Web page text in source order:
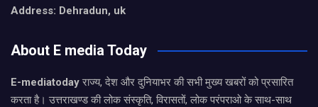
Address: Dehradun, uk
About E media Today
E-mediatodayराज्य, देश और दुनियाभर की सभी मुख्य खबरों को प्रसारित
करता है। उत्तराखण्ड की लोक संस्कृति, विरासतों, लोक परंपराओ के साथ-साथ